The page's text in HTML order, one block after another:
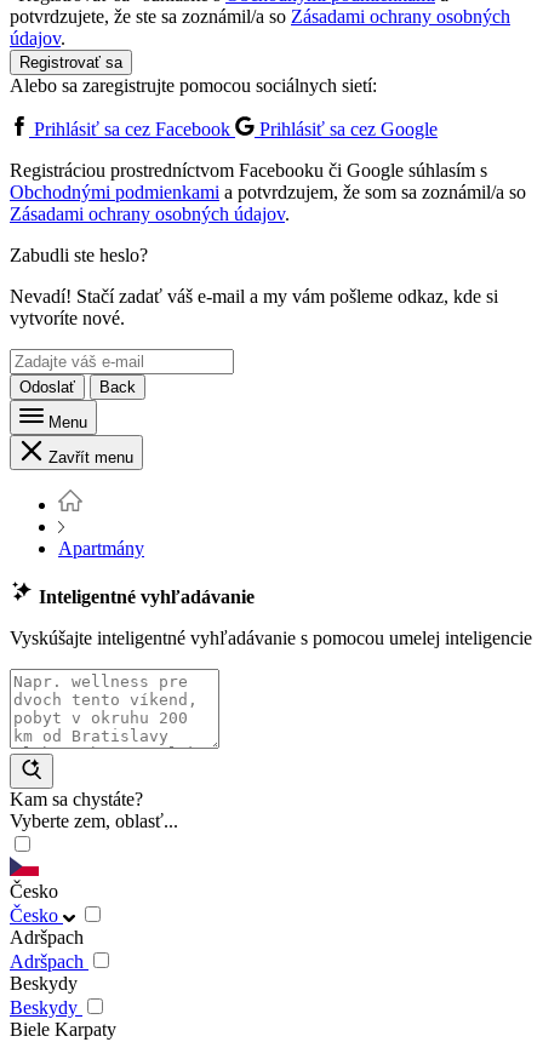
potvrdzujete, že ste sa zoznámil/a so Zásadami ochrany osobných
údajov.
Registrovať sa
Alebo sa zaregistrujte pomocou sociálnych sietí:
Prihlásiť sa cez Facebook
Prihlásiť sa cez Google
Registráciou prostredníctvom Facebooku či Google súhlasím s
Obchodnými podmienkami a potvrdzujem, že som sa zoznámil/a so
Zásadami ochrany osobných údajov.
Zabudli ste heslo?
Nevadí! Stačí zadať váš e-mail a my vám pošleme odkaz, kde si
vytvoríte nové.
Odoslať
Back
Menu
Zavřít menu
Apartmány
Inteligentné vyhľadávanie
Vyskúšajte inteligentné vyhľadávanie s pomocou umelej inteligencie
Kam sa chystáte?
Vyberte zem, oblasť...
Česko
Česko
Adršpach
Adršpach
Beskydy
Beskydy
Biele Karpaty